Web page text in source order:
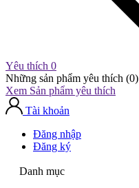
Yêu thích 0
Những sản phẩm yêu thích (0)
Xem Sản phẩm yêu thích
Tài khoản
Đăng nhập
Đăng ký
Danh mục